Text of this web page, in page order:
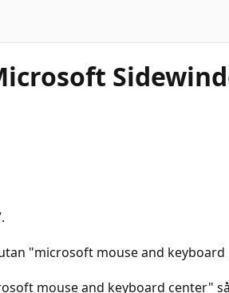
"microsoft mouse and
mouse and keyboard center"